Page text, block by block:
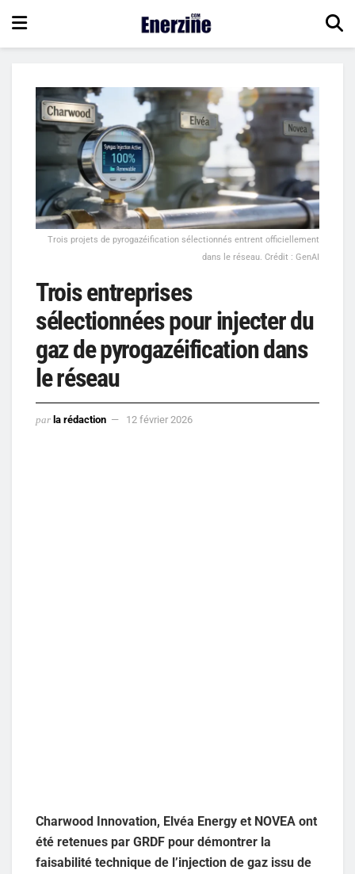
Trois projets de pyrogazéification sélectionnés entrent officiellement
dans le réseau. Crédit : GenAI
Trois entreprises
sélectionnées pour injecter du
gaz de pyrogazéification dans
le réseau
par la rédaction 12 février 2026
Charwood Innovation, Elvéa Energy et NOVEA ont
été retenues par GRDF pour démontrer la
faisabilité technique de l’injection de gaz issu de